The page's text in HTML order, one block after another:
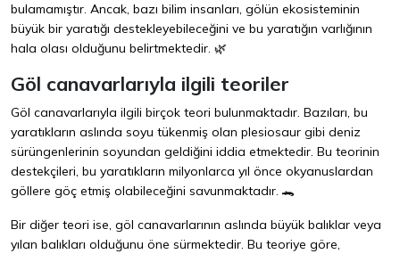
bulamamıştır. Ancak, bazı bilim insanları, gölün ekosisteminin
büyük bir yaratığı destekleyebileceğini ve bu yaratığın varlığının
hala olası olduğunu belirtmektedir. 🌿
Göl canavarlarıyla ilgili teoriler
Göl canavarlarıyla ilgili birçok teori bulunmaktadır. Bazıları, bu
yaratıkların aslında soyu tükenmiş olan plesiosaur gibi deniz
sürüngenlerinin soyundan geldiğini iddia etmektedir. Bu teorinin
destekçileri, bu yaratıkların milyonlarca yıl önce okyanuslardan
göllere göç etmiş olabileceğini savunmaktadır. 🐊
Bir diğer teori ise, göl canavarlarının aslında büyük balıklar veya
yılan balıkları olduğunu öne sürmektedir. Bu teoriye göre,